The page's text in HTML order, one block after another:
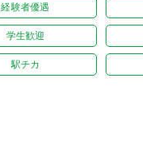
経験者優遇
学生歓迎
駅チカ